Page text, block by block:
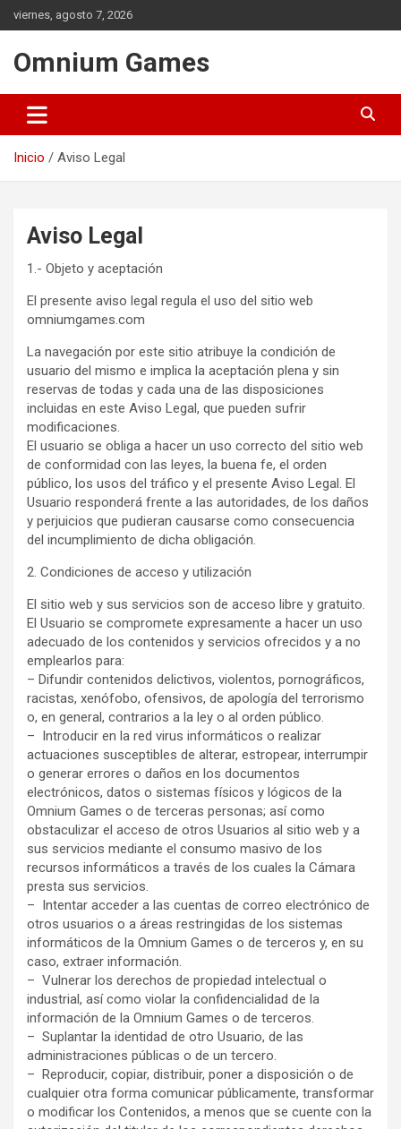
Saltar
al
viernes, agosto 7, 2026
Omnium Games
Inicio Aviso Legal
Aviso Legal
1.- Objeto y aceptación
El presente aviso legal regula el uso del sitio web
omniumgames.com
La navegación por este sitio atribuye la condición de
usuario del mismo e implica la aceptación plena y sin
reservas de todas y cada una de las disposiciones
incluidas en este Aviso Legal, que pueden sufrir
modificaciones.
El usuario se obliga a hacer un uso correcto del sitio web
de conformidad con las leyes, la buena fe, el orden
público, los usos del tráfico y el presente Aviso Legal. El
Usuario responderá frente a las autoridades, de los daños
y perjuicios que pudieran causarse como consecuencia
del incumplimiento de dicha obligación.
2. Condiciones de acceso y utilización
El sitio web y sus servicios son de acceso libre y gratuito.
El Usuario se compromete expresamente a hacer un uso
adecuado de los contenidos y servicios ofrecidos y a no
emplearlos para:
– Difundir contenidos delictivos, violentos, pornográficos,
racistas, xenófobo, ofensivos, de apología del terrorismo
o, en general, contrarios a la ley o al orden público.
– Introducir en la red virus informáticos o realizar
actuaciones susceptibles de alterar, estropear, interrumpir
o generar errores o daños en los documentos
electrónicos, datos o sistemas físicos y lógicos de la
Omnium Games o de terceras personas; así como
obstaculizar el acceso de otros Usuarios al sitio web y a
sus servicios mediante el consumo masivo de los
recursos informáticos a través de los cuales la Cámara
presta sus servicios.
– Intentar acceder a las cuentas de correo electrónico de
otros usuarios o a áreas restringidas de los sistemas
informáticos de la Omnium Games o de terceros y, en su
caso, extraer información.
– Vulnerar los derechos de propiedad intelectual o
industrial, así como violar la confidencialidad de la
información de la Omnium Games o de terceros.
– Suplantar la identidad de otro Usuario, de las
administraciones públicas o de un tercero.
– Reproducir, copiar, distribuir, poner a disposición o de
cualquier otra forma comunicar públicamente, transformar
o modificar los Contenidos, a menos que se cuente con la